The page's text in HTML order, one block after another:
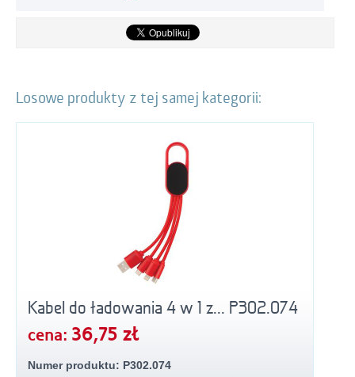
Losowe produkty z tej samej kategorii:
Kabel do ładowania 4 w 1 z... P302.074
cena: 36,75 zł
Numer produktu: P302.074